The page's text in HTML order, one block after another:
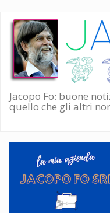
Salta
contenuto
principale
Jacopo Fo: buone
quello che gli altri